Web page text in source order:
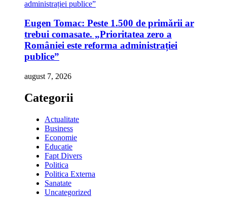
Eugen Tomac: Peste 1.500 de primării ar
trebui comasate. „Prioritatea zero a
României este reforma administrației
publice”
august 7, 2026
Categorii
Actualitate
Business
Economie
Educatie
Fapt Divers
Politica
Politica Externa
Sanatate
Uncategorized